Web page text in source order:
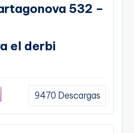
532 –
el derbi
9470 Descargas